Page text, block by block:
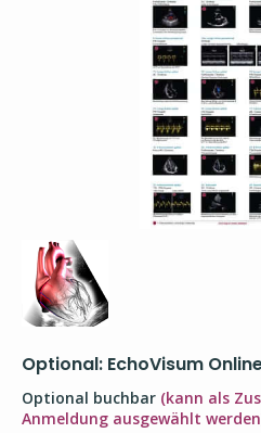
Optional: EchoVisum
Optional buchbar (kann als
Anmeldung ausgewählt